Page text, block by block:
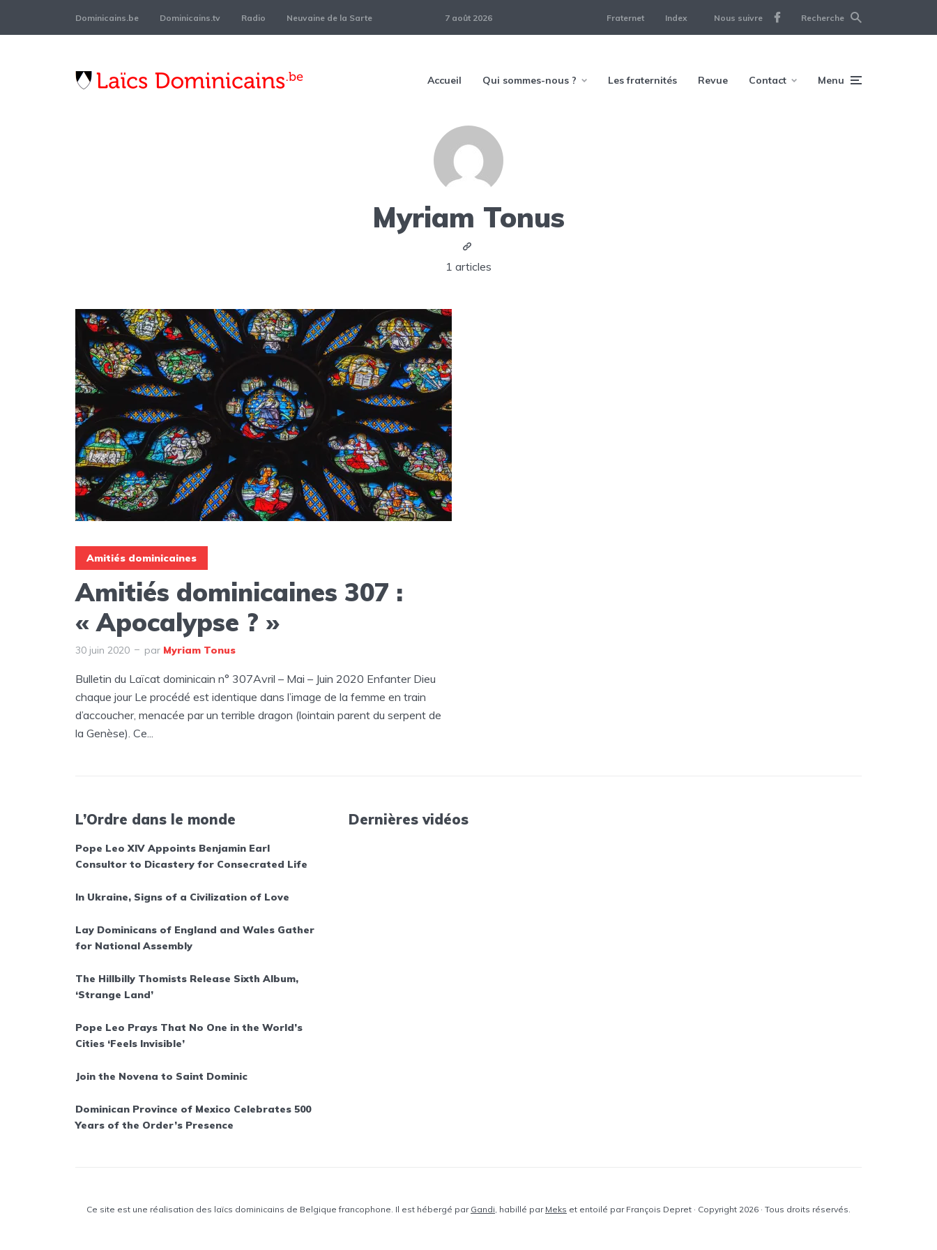
Dominicains.be Dominicains.tv Radio Neuvaine de la Sarte 7 août 2026 Fraternet Index Nous suivre Recherche
Accueil Qui sommes-nous ? Les fraternités Revue Contact Menu
Myriam Tonus
1 articles
Amitiés dominicaines
Amitiés dominicaines 307 :
« Apocalypse ? »
30 juin 2020 par Myriam Tonus
Bulletin du Laïcat dominicain n° 307Avril – Mai – Juin 2020 Enfanter Dieu
chaque jour Le procédé est identique dans l’image de la femme en train
d’accoucher, menacée par un terrible dragon (lointain parent du serpent de
la Genèse). Ce...
L’Ordre dans le monde
Pope Leo XIV Appoints Benjamin Earl
Consultor to Dicastery for Consecrated Life
In Ukraine, Signs of a Civilization of Love
Lay Dominicans of England and Wales Gather
for National Assembly
The Hillbilly Thomists Release Sixth Album,
‘Strange Land’
Pope Leo Prays That No One in the World’s
Cities ‘Feels Invisible’
Join the Novena to Saint Dominic
Dominican Province of Mexico Celebrates 500
Years of the Order’s Presence
Dernières vidéos
Ce site est une réalisation des laïcs dominicains de Belgique francophone. Il est hébergé par Gandi , habillé par Meks et entoilé par François Depret · Copyright 2026 · Tous droits réservés.